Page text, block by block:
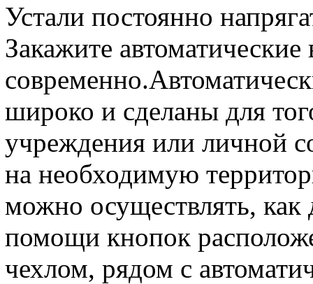
Устали постоянно
Закажите
широко и сделаны для
учреждения или личной
на необходимую
можно осуществлять,
помощи кнопок
чехлом, рядом с